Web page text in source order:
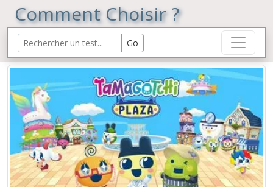
Comment Choisir ?